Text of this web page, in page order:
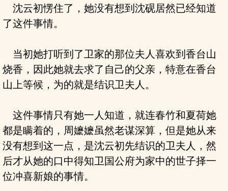
沈云初愣住了，她没有想到沈砚居然已经知道
了这件事情。
当初她打听到了卫家的那位夫人喜欢到香台山
烧香，因此她就去求了自己的父亲，特意在香台
山上等候，为的就是结识卫夫人。
这件事情只有她一人知道，就连春竹和夏荷她
都是瞒着的，周嬷嬷虽然老谋深算，但是她从来
没有想到这一点，是沈云初先结识的卫夫人，然
后才从她的口中得知卫国公府为家中的世子择一
位冲喜新娘的事情。